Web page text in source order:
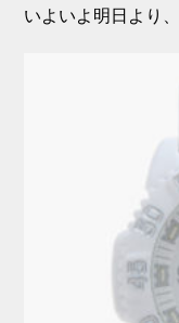
いよいよ明日より